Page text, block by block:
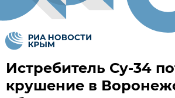
Истребитель Су-34
крушение в